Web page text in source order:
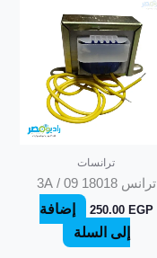
ترانسات
ترانس 18018 09 / 3A
250.00 EGP
إضافة
إلى السلة